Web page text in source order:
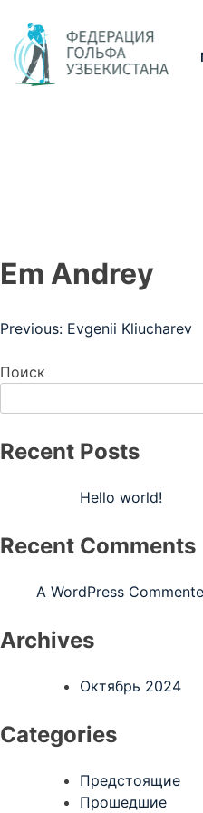
content
Em Andrey
Навигация
по
Previous: Evgenii Kliucharev
Поиск
Recent Posts
Hello world!
Recent Comments
A WordPress
Archives
Октябрь 2024
Categories
Предстоящие
Прошедшие